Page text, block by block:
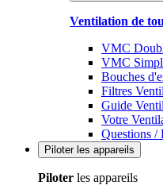
Ventilation de
VMC
VMC
Bouches
Filtres
Guide
Votre
Questions /
Piloter les appareils
Piloter les appareils